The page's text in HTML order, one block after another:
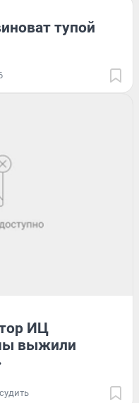
тупой
ИЦ
выжили